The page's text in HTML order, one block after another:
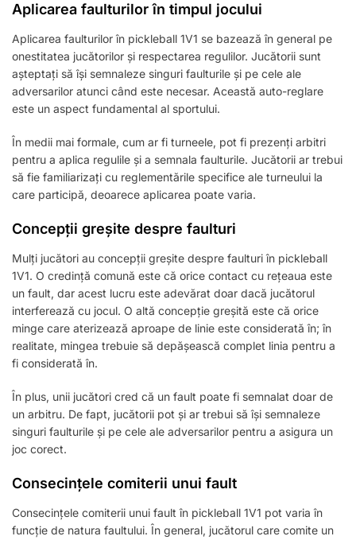
Aplicarea faulturilor în timpul jocului
Aplicarea faulturilor în pickleball 1V1 se bazează în general pe
onestitatea jucătorilor și respectarea regulilor. Jucătorii sunt
așteptați să își semnaleze singuri faulturile și pe cele ale
adversarilor atunci când este necesar. Această auto-reglare
este un aspect fundamental al sportului.
În medii mai formale, cum ar fi turneele, pot fi prezenți arbitri
pentru a aplica regulile și a semnala faulturile. Jucătorii ar trebui
să fie familiarizați cu reglementările specifice ale turneului la
care participă, deoarece aplicarea poate varia.
Concepții greșite despre faulturi
Mulți jucători au concepții greșite despre faulturi în pickleball
1V1. O credință comună este că orice contact cu rețeaua este
un fault, dar acest lucru este adevărat doar dacă jucătorul
interferează cu jocul. O altă concepție greșită este că orice
minge care aterizează aproape de linie este considerată în; în
realitate, mingea trebuie să depășească complet linia pentru a
fi considerată în.
În plus, unii jucători cred că un fault poate fi semnalat doar de
un arbitru. De fapt, jucătorii pot și ar trebui să își semnaleze
singuri faulturile și pe cele ale adversarilor pentru a asigura un
joc corect.
Consecințele comiterii unui fault
Consecințele comiterii unui fault în pickleball 1V1 pot varia în
funcție de natura faultului. În general, jucătorul care comite un